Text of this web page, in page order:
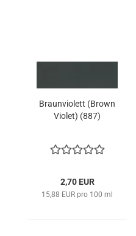
Braunviolett (Brown
Violet) (887)
2,70 EUR
15,88 EUR pro 100 ml